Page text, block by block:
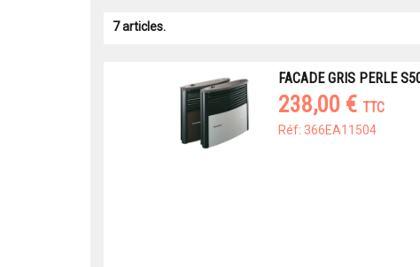
7 articles.
FACADE GRIS PERLE
238,00 € TTC
Réf: 366EA11504